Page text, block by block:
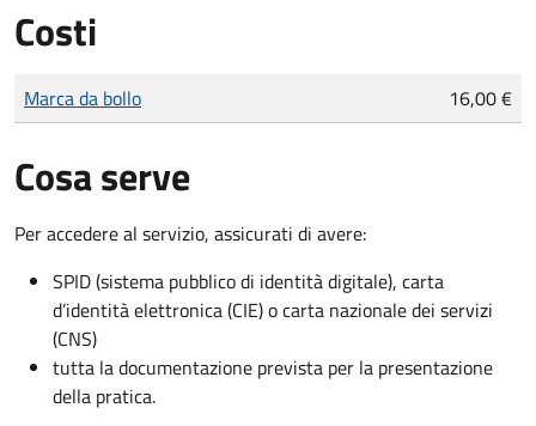
Costi
Tipo di pagamento
Importo
Marca da bollo 16,00 €
Cosa serve
Per accedere al servizio, assicurati di avere:
SPID (sistema pubblico di identità digitale), carta
d’identità elettronica (CIE) o carta nazionale dei servizi
(CNS)
tutta la documentazione prevista per la presentazione
della pratica.